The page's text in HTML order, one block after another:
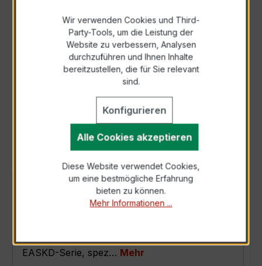
Zur Sammelanfrage hinzufügen
Anfrage telefonisch
Als PDF exportieren
Der EASKD 31.8 3x300/5A 15VA Kl.0,5 ist ein
Verrechnungsstromwandler der bewährten
EASKD-Serie, spez… Mehr
Wir verwenden Cookies und Third-
Party-Tools, um die Leistung der
Website zu verbessern, Analysen
durchzuführen und Ihnen Inhalte
bereitzustellen, die für Sie relevant
sind.
Konfigurieren
Alle Cookies akzeptieren
Diese Website verwendet Cookies,
um eine bestmögliche Erfahrung
bieten zu können.
Mehr Informationen ...